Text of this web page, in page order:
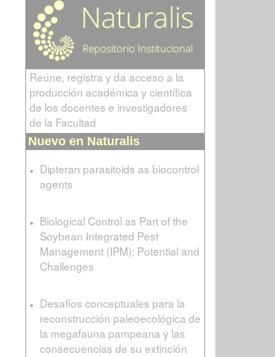
Reúne, registra y da acceso a la
producción académica y científica
de los docentes e investigadores
de la Facultad
Nuevo en Naturalis
Dipteran parasitoids as biocontrol
agents
Biological Control as Part of the
Soybean Integrated Pest
Management (IPM): Potential and
Challenges
Desafíos conceptuales para la
reconstrucción paleoecológica de
la megafauna pampeana y las
consecuencias de su extinción